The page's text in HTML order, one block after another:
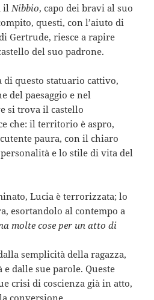
il Nibbio, capo dei bravi al suo
questi, con l’aiuto di
Gertrude, riesce a rapire
del suo padrone.
questo statuario cattivo,
del paesaggio e nel
si trova il castello
che: il territorio è aspro,
paura, con il chiaro
e lo stile di vita del
Lucia è terrorizzata; lo
esortandolo al contempo a
molte cose per un atto di
semplicità della ragazza,
dalle sue parole. Queste
crisi di coscienza già in atto,
conversione.